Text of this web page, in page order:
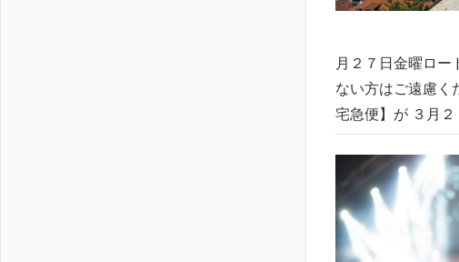
月２７日金曜ロ
ない方はご遠慮く
宅急便】が ３月